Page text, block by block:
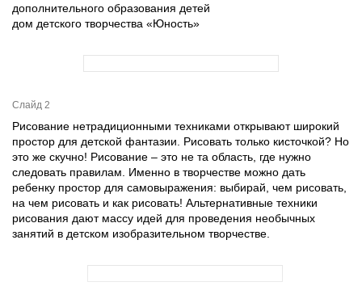
дополнительного образования детей
дом детского творчества «Юность»
Слайд 2
Рисование нетрадиционными техниками открывают широкий
простор для детской фантазии. Рисовать только кисточкой? Но
это же скучно! Рисование – это не та область, где нужно
следовать правилам. Именно в творчестве можно дать
ребенку простор для самовыражения: выбирай, чем рисовать,
на чем рисовать и как рисовать! Альтернативные техники
рисования дают массу идей для проведения необычных
занятий в детском изобразительном творчестве.